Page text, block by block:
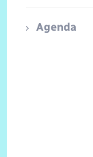
Agenda